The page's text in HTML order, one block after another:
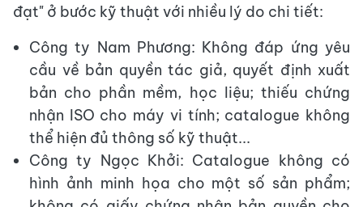
đạt" ở bước kỹ thuật với nhiều lý do chi tiết:
Công ty Nam Phương: Không đáp ứng yêu
cầu về bản quyền tác giả, quyết định xuất
bản cho phần mềm, học liệu; thiếu chứng
nhận ISO cho máy vi tính; catalogue không
thể hiện đủ thông số kỹ thuật...
Công ty Ngọc Khởi: Catalogue không có
hình ảnh minh họa cho một số sản phẩm;